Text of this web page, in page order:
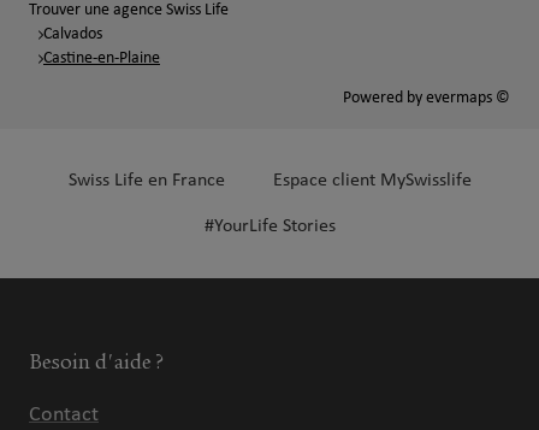
Trouver une agence Swiss Life
Calvados
Castine-en-Plaine
Powered by evermaps ©
Swiss Life en France Espace client MySwisslife
#YourLife Stories
Besoin d'aide ?
Contact